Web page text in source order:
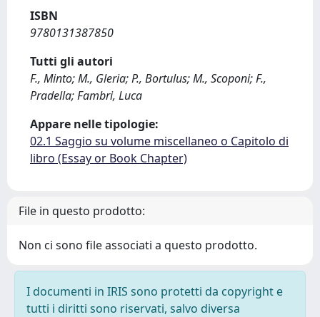
ISBN
9780131387850
Tutti gli autori
F., Minto; M., Gleria; P., Bortulus; M., Scoponi; F.,
Pradella; Fambri, Luca
Appare nelle tipologie:
02.1 Saggio su volume miscellaneo o Capitolo di
libro (Essay or Book Chapter)
File in questo prodotto:
Non ci sono file associati a questo prodotto.
I documenti in IRIS sono protetti da copyright e
tutti i diritti sono riservati, salvo diversa